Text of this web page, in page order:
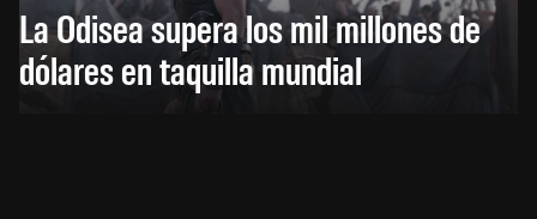
La Odisea supera los mil millones de
dólares en taquilla mundial